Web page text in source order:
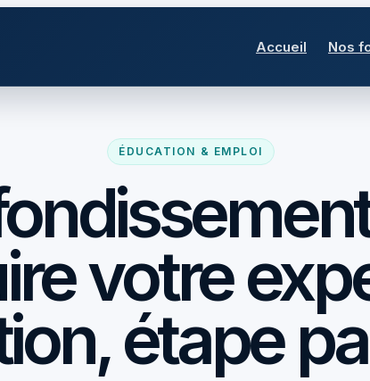
Accueil Nos
ÉDUCATION & EMPLOI
votre
étape